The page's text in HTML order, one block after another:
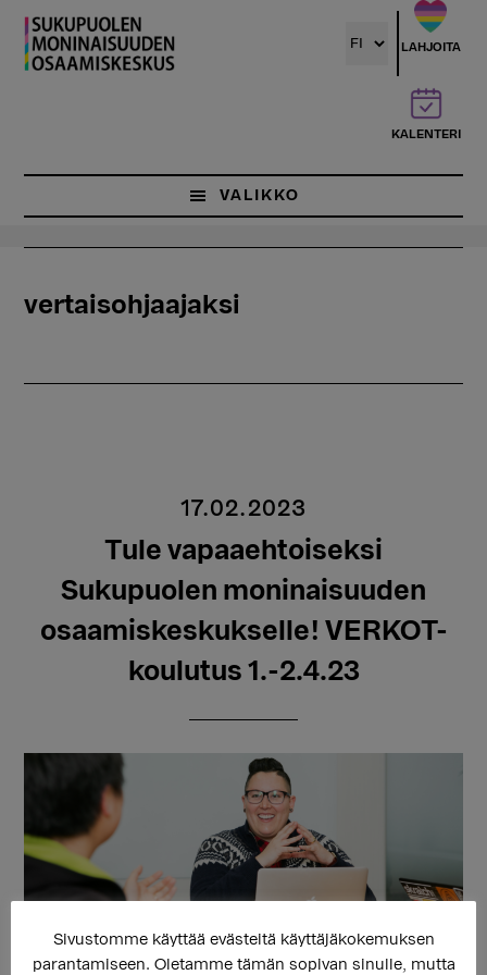
Hyppää
pääsisältöön
LAHJOITA
KALENTERI
VALIKKO
vertaisohjaajaksi
17.02.2023
Tule vapaaehtoiseksi
Sukupuolen moninaisuuden
osaamiskeskukselle! VERKOT-
koulutus 1.-2.4.23
Sivustomme käyttää evästeitä käyttäjäkokemuksen
parantamiseen. Oletamme tämän sopivan sinulle, mutta